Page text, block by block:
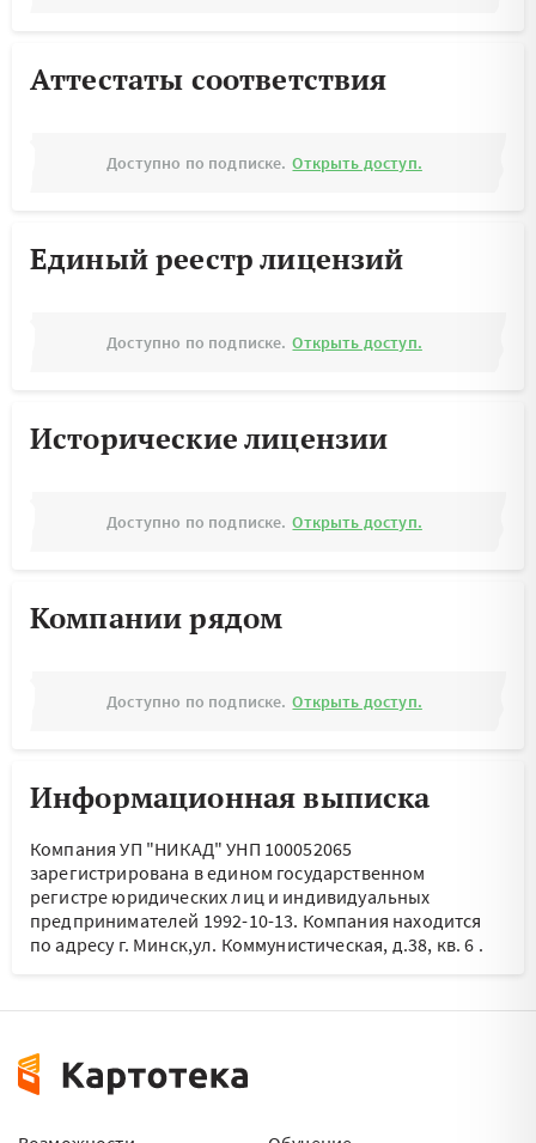
Аттестаты соответствия
Доступно по подписке. Открыть доступ.
Единый реестр лицензий
Доступно по подписке. Открыть доступ.
Исторические лицензии
Доступно по подписке. Открыть доступ.
Компании рядом
Доступно по подписке. Открыть доступ.
Информационная выписка
Компания УП "НИКАД" УНП 100052065
зарегистрирована в едином государственном
регистре юридических лиц и индивидуальных
предпринимателей 1992-10-13. Компания находится
по адресу г. Минск,ул. Коммунистическая, д.38, кв. 6 .